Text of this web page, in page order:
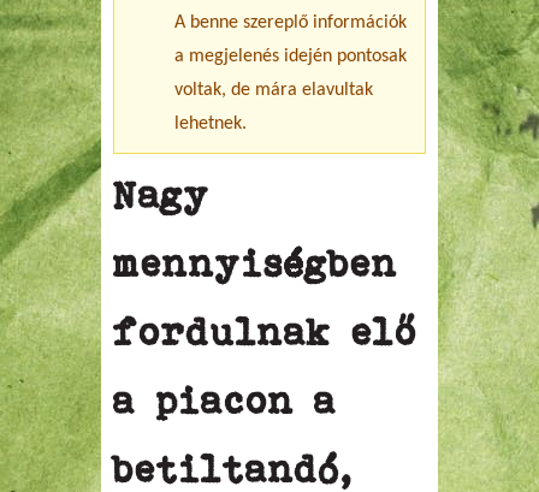
A benne szereplő információk
a megjelenés idején pontosak
voltak, de mára elavultak
lehetnek.
Nagy
mennyiségben
fordulnak elő
a piacon a
betiltandó,